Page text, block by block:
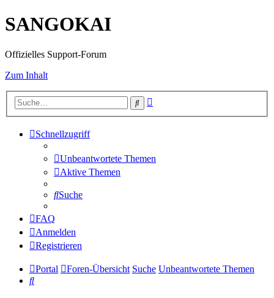
SANGOKAI
Offizielles Support-Forum
Zum Inhalt
Suche
Schnellzugriff
Unbeantwortete Themen
Aktive Themen
Suche
FAQ
Anmelden
Registrieren
Portal Foren-Übersicht Suche Unbeantwortete Themen
Suche